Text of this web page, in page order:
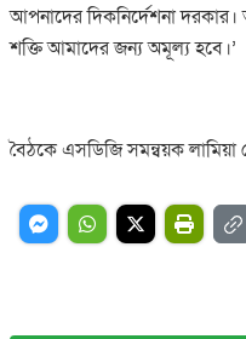
আপনাদের দিকনির্দেশনা
শক্তি আমাদের জন্য অমূল্য হবে।’
বৈঠকে এসডিজি সমন্বয়ক